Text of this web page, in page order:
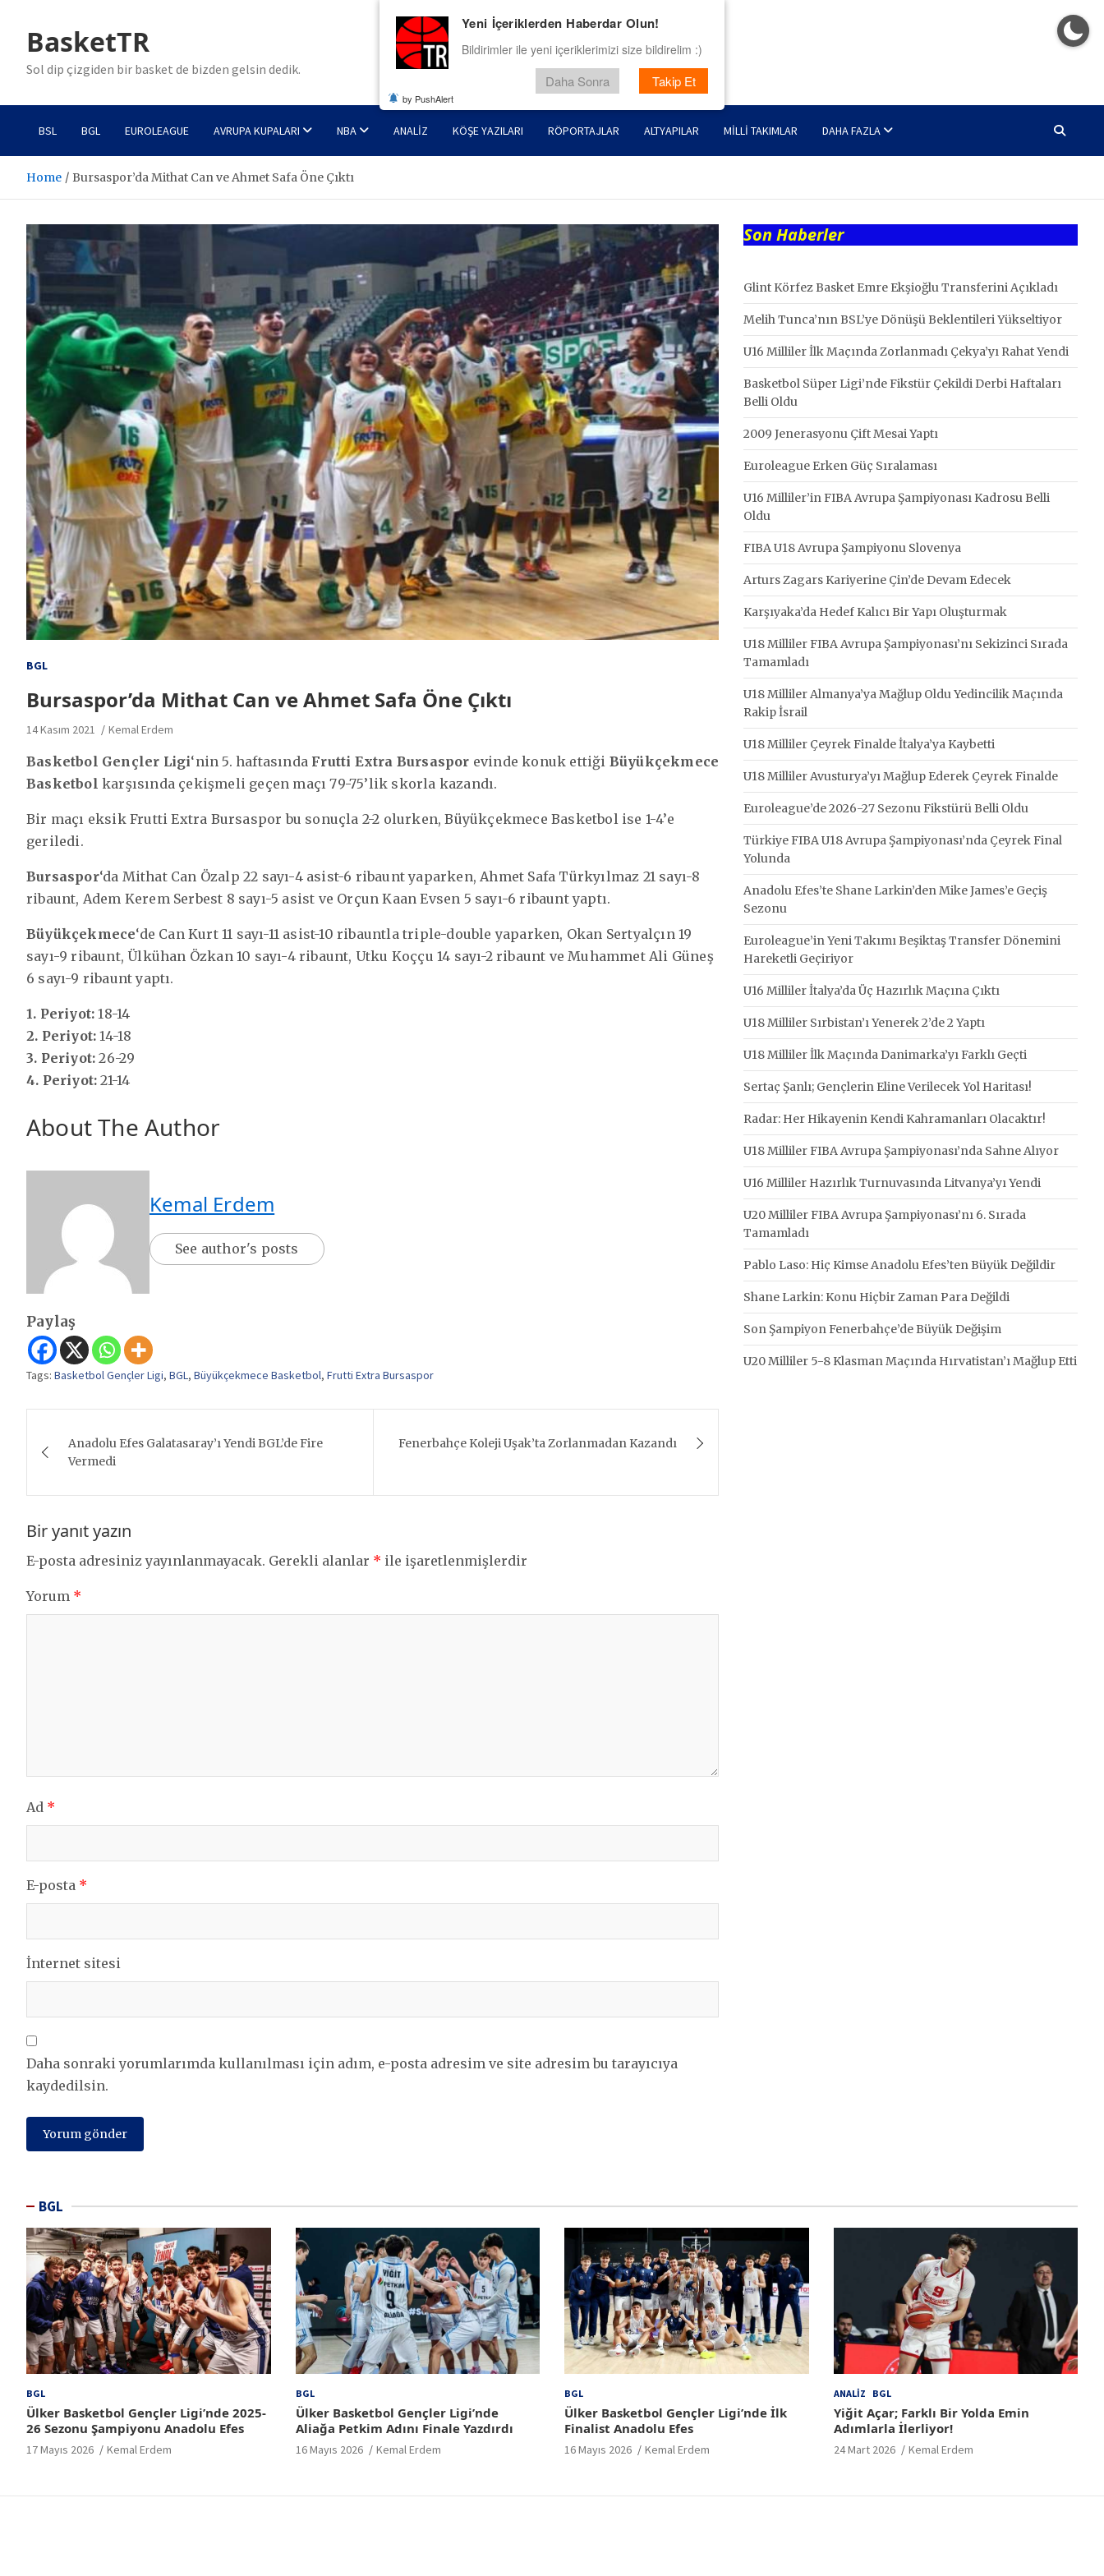
contentBasketTR
Sol dip çizgiden bir basket de bizden gelsin dedik.
BSL BGL EUROLEAGUE AVRUPA KUPALARI NBA ANALIZ KÖŞE YAZILARI RÖPORTAJLAR ALTYAPILAR MILLI TAKIMLAR DAHA FAZLA
Home Bursaspor’da Mithat Can ve Ahmet Safa Öne Çıktı
BGL
Bursaspor’da Mithat Can ve Ahmet Safa Öne Çıktı
14 Kasım 2021 Kemal Erdem
Basketbol Gençler Ligi‘nin 5. haftasında Frutti Extra Bursaspor evinde konuk ettiği Büyükçekmece
Basketbol karşısında çekişmeli geçen maçı 79-75’lik skorla kazandı.
Bir maçı eksik Frutti Extra Bursaspor bu sonuçla 2-2 olurken, Büyükçekmece Basketbol ise 1-4’e
geriledi.
Bursaspor‘da Mithat Can Özalp 22 sayı-4 asist-6 ribaunt yaparken, Ahmet Safa Türkyılmaz 21 sayı-8
ribaunt, Adem Kerem Serbest 8 sayı-5 asist ve Orçun Kaan Evsen 5 sayı-6 ribaunt yaptı.
Büyükçekmece‘de Can Kurt 11 sayı-11 asist-10 ribauntla triple-double yaparken, Okan Sertyalçın 19
sayı-9 ribaunt, Ülkühan Özkan 10 sayı-4 ribaunt, Utku Koççu 14 sayı-2 ribaunt ve Muhammet Ali Güneş
6 sayı-9 ribaunt yaptı.
1. Periyot: 18-14
2. Periyot: 14-18
3. Periyot: 26-29
4. Periyot: 21-14
About The Author
Kemal Erdem
See author's posts
Paylaş
Tags: Basketbol Gençler Ligi, BGL, Büyükçekmece Basketbol, Frutti Extra Bursaspor
gezinmesi
Anadolu Efes Galatasaray’ı Yendi BGL’de Fire
Vermedi
Fenerbahçe Koleji Uşak’ta Zorlanmadan Kazandı
Bir yanıt yazın
E-posta adresiniz yayınlanmayacak. Gerekli alanlar * ile işaretlenmişlerdir
Yorum *
Ad *
E-posta *
İnternet sitesi
Daha sonraki yorumlarımda kullanılması için adım, e-posta adresim ve site adresim bu tarayıcıya
kaydedilsin.
Son Haberler
Glint Körfez Basket Emre Ekşioğlu Transferini Açıkladı
Melih Tunca’nın BSL’ye Dönüşü Beklentileri Yükseltiyor
U16 Milliler İlk Maçında Zorlanmadı Çekya’yı Rahat Yendi
Basketbol Süper Ligi’nde Fikstür Çekildi Derbi Haftaları
Belli Oldu
2009 Jenerasyonu Çift Mesai Yaptı
Euroleague Erken Güç Sıralaması
U16 Milliler’in FIBA Avrupa Şampiyonası Kadrosu Belli
Oldu
FIBA U18 Avrupa Şampiyonu Slovenya
Arturs Zagars Kariyerine Çin’de Devam Edecek
Karşıyaka’da Hedef Kalıcı Bir Yapı Oluşturmak
U18 Milliler FIBA Avrupa Şampiyonası’nı Sekizinci Sırada
Tamamladı
U18 Milliler Almanya’ya Mağlup Oldu Yedincilik Maçında
Rakip İsrail
U18 Milliler Çeyrek Finalde İtalya’ya Kaybetti
U18 Milliler Avusturya’yı Mağlup Ederek Çeyrek Finalde
Euroleague’de 2026-27 Sezonu Fikstürü Belli Oldu
Türkiye FIBA U18 Avrupa Şampiyonası’nda Çeyrek Final
Yolunda
Anadolu Efes’te Shane Larkin’den Mike James’e Geçiş
Sezonu
Euroleague’in Yeni Takımı Beşiktaş Transfer Dönemini
Hareketli Geçiriyor
U16 Milliler İtalya’da Üç Hazırlık Maçına Çıktı
U18 Milliler Sırbistan’ı Yenerek 2’de 2 Yaptı
U18 Milliler İlk Maçında Danimarka’yı Farklı Geçti
Sertaç Şanlı; Gençlerin Eline Verilecek Yol Haritası!
Radar: Her Hikayenin Kendi Kahramanları Olacaktır!
U18 Milliler FIBA Avrupa Şampiyonası’nda Sahne Alıyor
U16 Milliler Hazırlık Turnuvasında Litvanya’yı Yendi
U20 Milliler FIBA Avrupa Şampiyonası’nı 6. Sırada
Tamamladı
Pablo Laso: Hiç Kimse Anadolu Efes’ten Büyük Değildir
Shane Larkin: Konu Hiçbir Zaman Para Değildi
Son Şampiyon Fenerbahçe’de Büyük Değişim
U20 Milliler 5-8 Klasman Maçında Hırvatistan’ı Mağlup Etti
BGL
BGL
Ülker Basketbol Gençler Ligi’nde 2025-
26 Sezonu Şampiyonu Anadolu Efes
17 Mayıs 2026 Kemal Erdem
BGL
Ülker Basketbol Gençler Ligi’nde
Aliağa Petkim Adını Finale Yazdırdı
16 Mayıs 2026 Kemal Erdem
BGL
Ülker Basketbol Gençler Ligi’nde İlk
Finalist Anadolu Efes
16 Mayıs 2026 Kemal Erdem
ANALIZ BGL
Yiğit Açar; Farklı Bir Yolda Emin
Adımlarla İlerliyor!
24 Mart 2026 Kemal Erdem
Yeni İçeriklerden Haberdar Olun!
Bildirimler ile yeni içeriklerimizi size bildirelim :)
Daha Sonra Takip Et
by PushAlert